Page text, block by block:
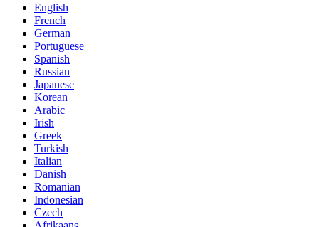
English
French
German
Portuguese
Spanish
Russian
Japanese
Korean
Arabic
Irish
Greek
Turkish
Italian
Danish
Romanian
Indonesian
Czech